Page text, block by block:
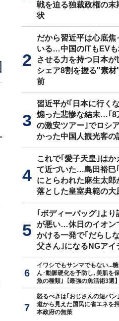
戦を迫る独裁政権の末
状
だから習近平は心底焦
いる…中国のITもEV
させる力を持つ日本が
シェア8割を握る"素材
前
習近平が｢日本に行く
煽った悲惨な結末…｢8
の激安ツアー｣でロシ
かった中国人観光客の
これで｢愛子天皇｣はか
て近づいた…島田裕巳
にとらわれた麻生太郎
落とした皇室典範の大
｢ボディーバッグ｣より
が悪い…休日のイオン
かける一発で｢だらし
父さん｣になるNGアイ
イワシでもサンマでもない...
ん･動脈硬化を予防し､美肌を
魚の種類｣【最強の魚活術3選】
怒るべきは｢おじさんの短パ
道から見えた国民に省エネを
本政府の無策